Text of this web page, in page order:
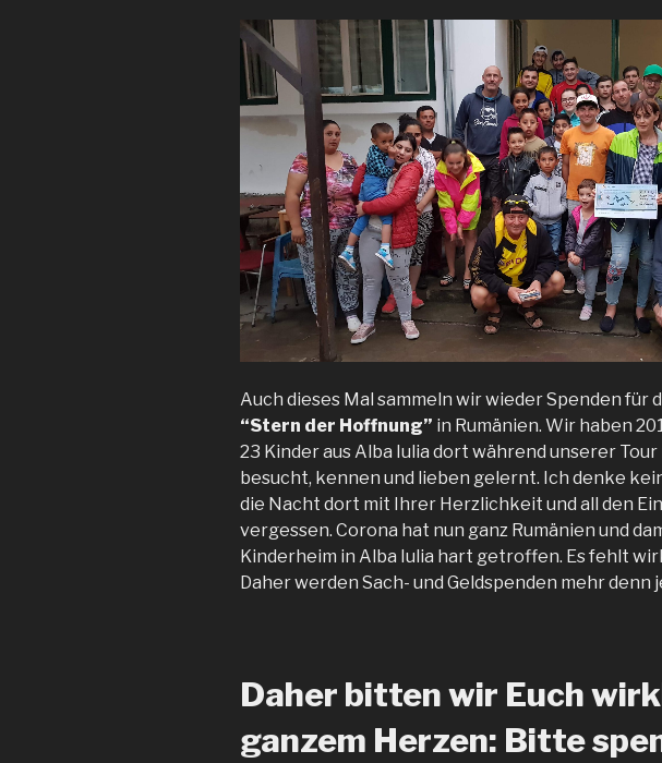
Auch dieses Mal sammeln wir wieder Spenden für
“Stern der Hoffnung” in Rumänien. Wir haben
23 Kinder aus Alba Iulia dort während unserer
besucht, kennen und lieben gelernt. Ich denke
die Nacht dort mit Ihrer Herzlichkeit und all den
vergessen. Corona hat nun ganz Rumänien und
Kinderheim in Alba Iulia hart getroffen. Es fehlt
Daher werden Sach- und Geldspenden mehr denn
Daher bitten wir Euch
ganzem Herzen: Bitte